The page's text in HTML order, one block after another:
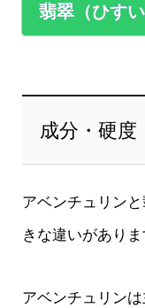
翡翠（ひす
成分・硬度
アベンチュリン
きな違いがありま
アベンチュリン